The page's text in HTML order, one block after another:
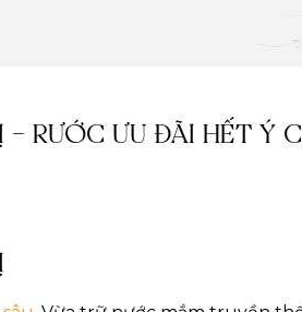
– RƯỚC ƯU ĐÃI HẾT Ý